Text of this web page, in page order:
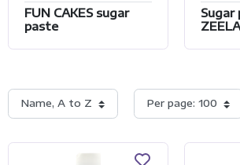
FUN CAKES sugar
paste
Sugar
Name, A to Z Per page: 100